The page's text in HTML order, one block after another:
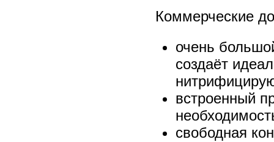
Коммерческие
очень
создаёт
встроенный
свободная